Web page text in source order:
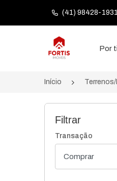
(41) 98428-1931
Página inicial
Por
Início
Filtrar
Transação